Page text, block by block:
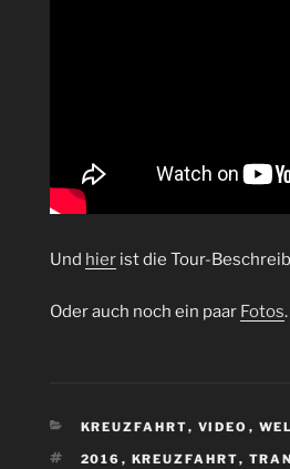
Und hier ist die Tour-
Oder auch noch ein paar Fotos.
KATEGORIEN
KREUZFAHRT, VIDEO ,
SCHLAGWÖRTER
2016 , KREUZFAHRT,